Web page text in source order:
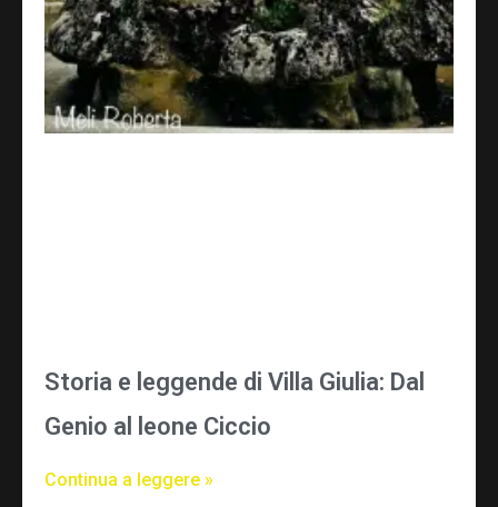
Storia e leggende di Villa Giulia: Dal
Genio al leone Ciccio
Continua a leggere »